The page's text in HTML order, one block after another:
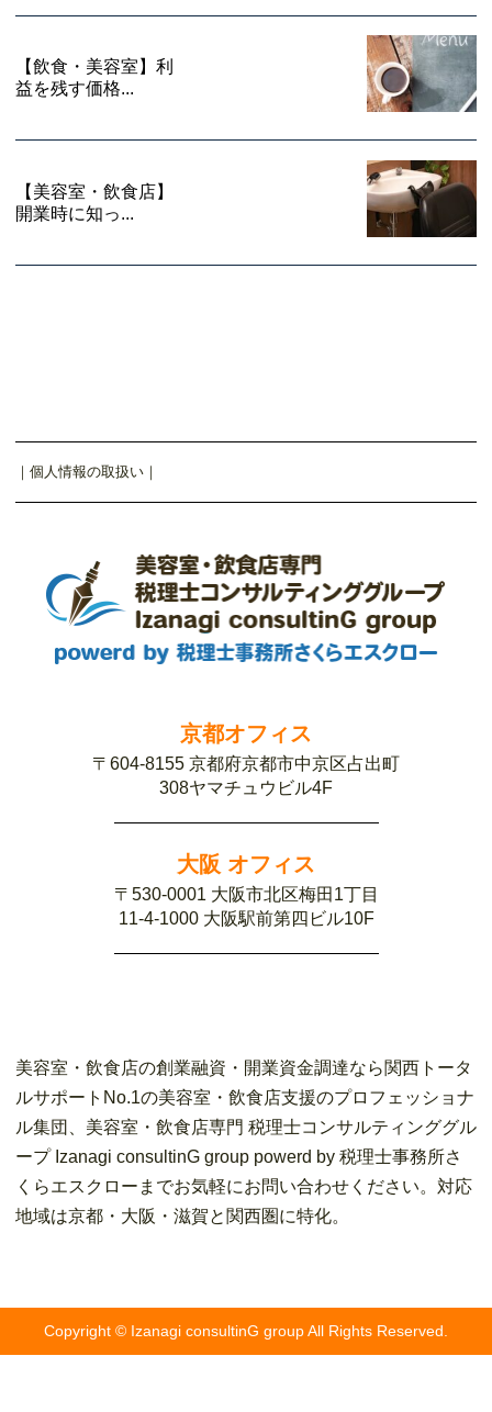
【飲食・美容室】利
益を残す価格...
【美容室・飲食店】
開業時に知っ...
｜ 個人情報の取扱い ｜
京都オフィス
〒604-8155 京都府京都市中京区占出町
308ヤマチュウビル4F
大阪 オフィス
〒530-0001 大阪市北区梅田1丁目
11-4-1000 大阪駅前第四ビル10F
美容室・飲食店の創業融資・開業資金調達なら関西トータ
ルサポートNo.1の美容室・飲食店支援のプロフェッショナ
ル集団、美容室・飲食店専門 税理士コンサルティンググル
ープ Izanagi consultinG group powerd by 税理士事務所さ
くらエスクローまでお気軽にお問い合わせください。対応
地域は京都・大阪・滋賀と関西圏に特化。
Copyright © Izanagi consultinG group All Rights Reserved.